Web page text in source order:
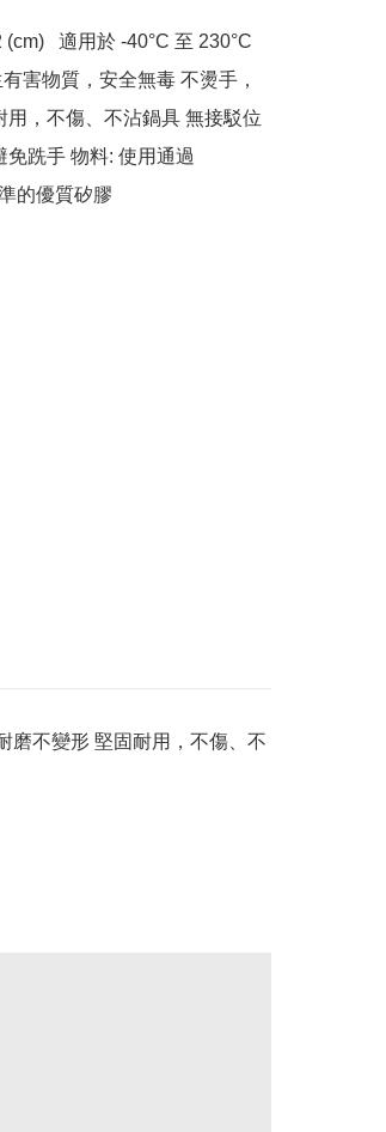
適用於 -40°C 至 230°C
害物質，安全無毒 不燙手，
，不傷、不沾鍋具 無接駁位
跣手 物料: 使用通過
的優質矽膠
磨不變形 堅固耐用，不傷、不